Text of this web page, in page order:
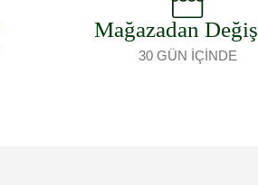
Mağazadan
30 GÜN İÇİNDE